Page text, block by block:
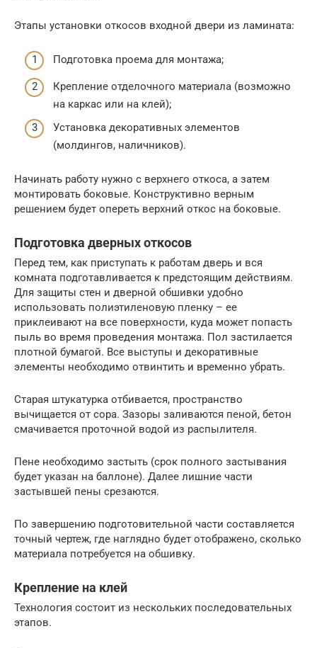
Этапы установки откосов входной двери из ламината:
Подготовка проема для монтажа;
Крепление отделочного материала (возможно
на каркас или на клей);
Установка декоративных элементов
(молдингов, наличников).
Начинать работу нужно с верхнего откоса, а затем
монтировать боковые. Конструктивно верным
решением будет опереть верхний откос на боковые.
Подготовка дверных откосов
Перед тем, как приступать к работам дверь и вся
комната подготавливается к предстоящим действиям.
Для защиты стен и дверной обшивки удобно
использовать полиэтиленовую пленку – ее
приклеивают на все поверхности, куда может попасть
пыль во время проведения монтажа. Пол застилается
плотной бумагой. Все выступы и декоративные
элементы необходимо отвинтить и временно убрать.
Старая штукатурка отбивается, пространство
вычищается от сора. Зазоры заливаются пеной, бетон
смачивается проточной водой из распылителя.
Пене необходимо застыть (срок полного застывания
будет указан на баллоне). Далее лишние части
застывшей пены срезаются.
По завершению подготовительной части составляется
точный чертеж, где наглядно будет отображено, сколько
материала потребуется на обшивку.
Крепление на клей
Технология состоит из нескольких последовательных
этапов.